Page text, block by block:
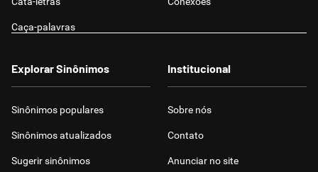
Caça-palavras
Explorar Sinônimos
Sinônimos populares
Sinônimos atualizados
Sugerir sinônimos
Institucional
Sobre nós
Contato
Anunciar no site